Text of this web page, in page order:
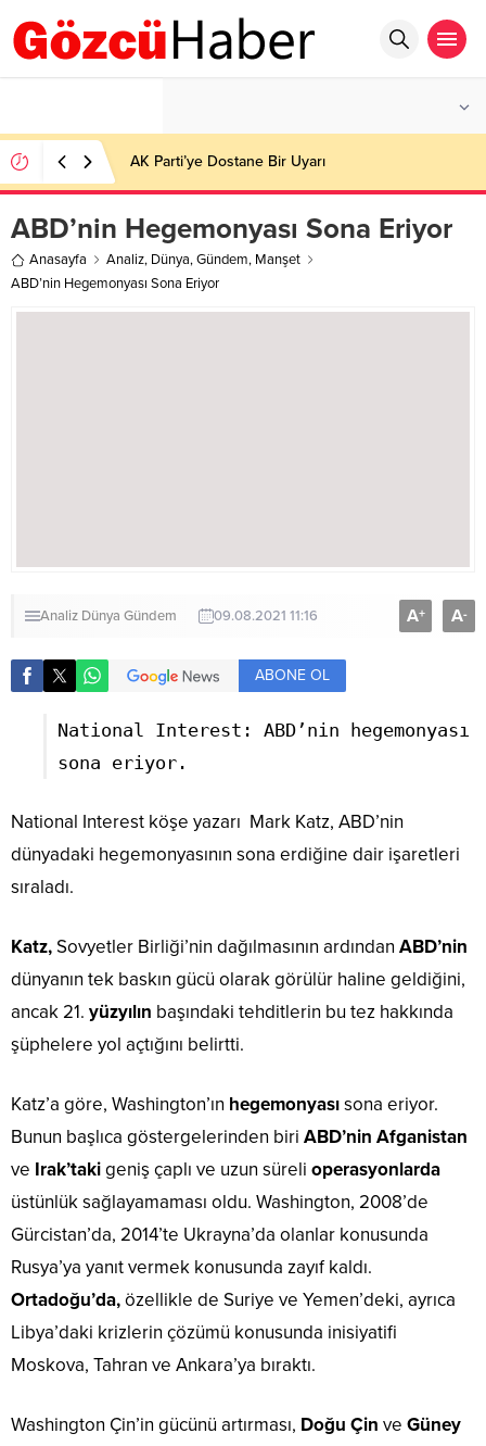
AK Parti’ye Dostane Bir Uyarı
ABD’nin Hegemonyası Sona Eriyor
Anasayfa Analiz, Dünya,Gündem, Manşet
ABD’nin Hegemonyası Sona Eriyor
Analiz Dünya Gündem 09.08.2021 11:16 A+ A-
ABONE OL
National Interest: ABD’nin hegemonyası
sona eriyor.
National Interest köşe yazarı Mark Katz, ABD’nin
dünyadaki hegemonyasının sona erdiğine dair işaretleri
sıraladı.
Katz,Sovyetler Birliği’nin dağılmasının ardından ABD’nin
dünyanın tek baskın gücü olarak görülür haline geldiğini,
ancak 21. yüzyılın başındaki tehditlerin bu tez hakkında
şüphelere yol açtığını belirtti.
Katz’a göre, Washington’ın hegemonyasısona eriyor.
Bunun başlıca göstergelerinden biri ABD’nin Afganistan
ve Irak’takigeniş çaplı ve uzun süreli operasyonlarda
üstünlük sağlayamaması oldu. Washington, 2008’de
Gürcistan’da, 2014’te Ukrayna’da olanlar konusunda
Rusya’ya yanıt vermek konusunda zayıf kaldı.
Ortadoğu’da,özellikle de Suriye ve Yemen’deki, ayrıca
Libya’daki krizlerin çözümü konusunda inisiyatifi
Moskova, Tahran ve Ankara’ya bıraktı.
Washington Çin’in gücünü artırması, Doğu Çin ve Güney